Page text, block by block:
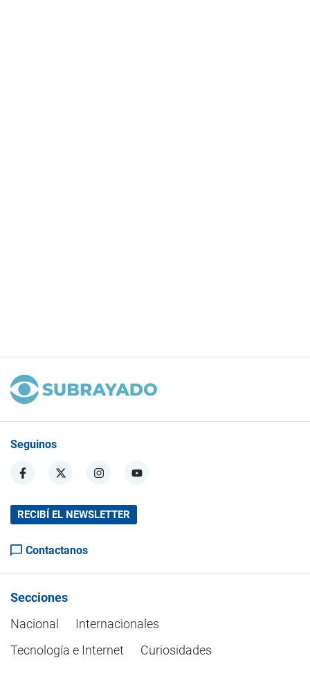
Seguinos
RECIBÍ EL NEWSLETTER
Contactanos
Secciones
Nacional
Internacionales
Tecnología e Internet
Curiosidades